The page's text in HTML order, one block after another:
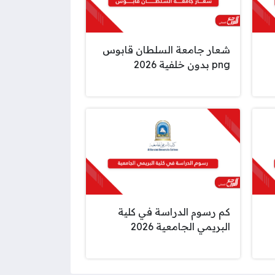
شعار جامعة السلطان قابوس
png بدون خلفية 2026
كم رسوم الدراسة في كلية
البريمي الجامعية 2026